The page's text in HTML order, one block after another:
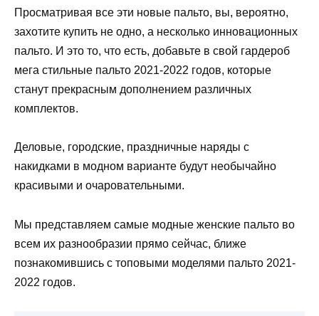
Просматривая все эти новые пальто, вы, вероятно,
захотите купить не одно, а несколько инновационных
пальто. И это то, что есть, добавьте в свой гардероб
мега стильные пальто 2021-2022 годов, которые
станут прекрасным дополнением различных
комплектов.
Деловые, городские, праздничные наряды с
накидками в модном варианте будут необычайно
красивыми и очаровательными.
Мы представляем самые модные женские пальто во
всем их разнообразии прямо сейчас, ближе
познакомившись с топовыми моделями пальто 2021-
2022 годов.